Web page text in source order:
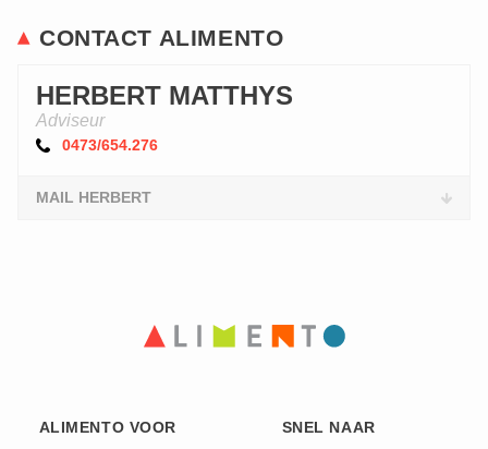
CONTACT ALIMENTO
HERBERT MATTHYS
Adviseur
0473/654.276
MAIL HERBERT
ALIMENTO VOOR SNEL NAAR